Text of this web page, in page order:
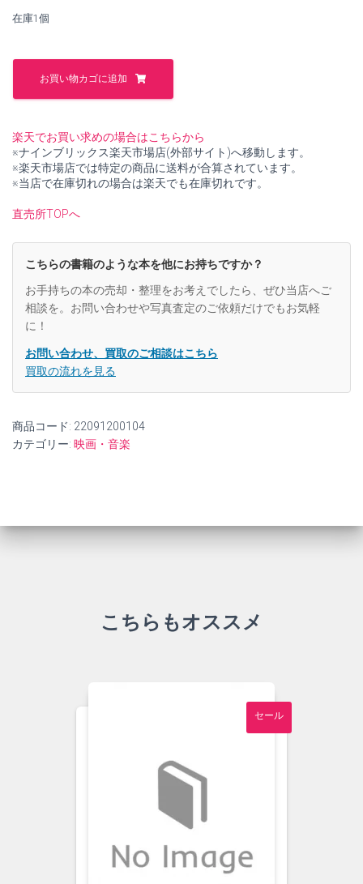
在庫1個
梅
曲
集
下
【中
古】
お買い物カゴに追加
楽天でお買い求めの場合はこちらから
※ナインブリックス楽天市場店(外部サイト)へ移動します。
※楽天市場店では特定の商品に送料が合算されています。
※当店で在庫切れの場合は楽天でも在庫切れです。
直売所TOPへ
こちらの書籍のような本を他にお持ちですか？
お手持ちの本の売却・整理をお考えでしたら、ぜひ当店へご
相談を。お問い合わせや写真査定のご依頼だけでもお気軽
に！
お問い合わせ、買取のご相談はこちら
買取の流れを見る
商品コード: 22091200104
カテゴリー: 映画・音楽
こちらもオススメ
セール